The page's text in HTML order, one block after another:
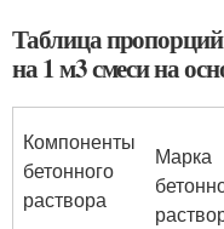
Таблица
на 1 м3 смеси на
Компоненты
бетонного
раствора
Марка